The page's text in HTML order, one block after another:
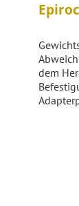
dem